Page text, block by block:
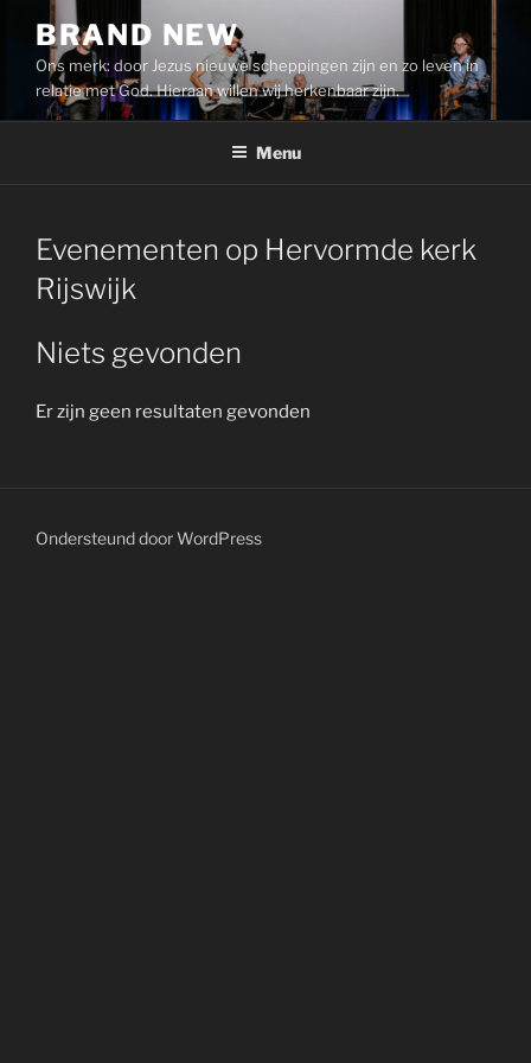
inhoud
BRAND NEW
Ons merk: door Jezus nieuwe scheppingen zijn en zo leven in
relatie met God. Hieraan willen wij herkenbaar zijn.
Menu
Evenementen op Hervormde kerk
Rijswijk
Niets gevonden
Er zijn geen resultaten gevonden
Ondersteund door WordPress